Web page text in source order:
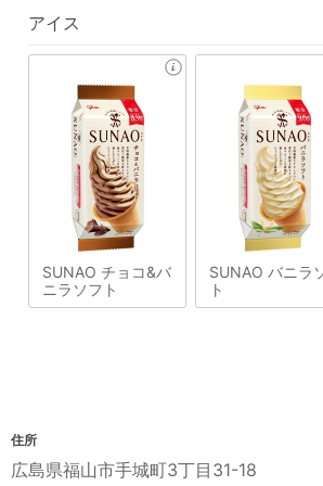
アイス
SUNAO チョコ&バ
ニラソフト
SUNAO バニラ
ト
住所
広島県福山市手城町3丁目31-18